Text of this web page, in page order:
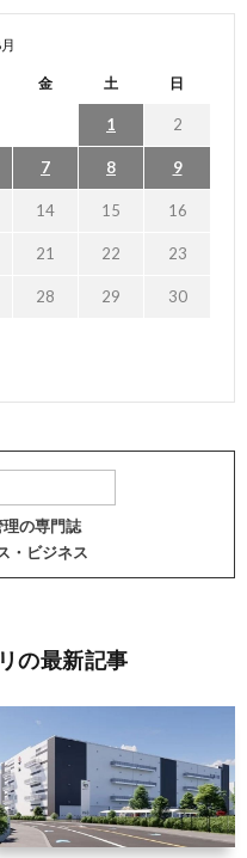
金 土 日
1 2
7 8 9
14 15 16
21 22 23
28 29 30
の専門誌
・ビジネス
の最新記事